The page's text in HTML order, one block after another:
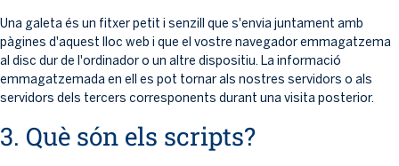
Una galeta és un fitxer petit i senzill que s'envia juntament amb
pàgines d'aquest lloc web i que el vostre navegador emmagatzema
al disc dur de l'ordinador o un altre dispositiu. La informació
emmagatzemada en ell es pot tornar als nostres servidors o als
servidors dels tercers corresponents durant una visita posterior.
3. Què són els scripts?